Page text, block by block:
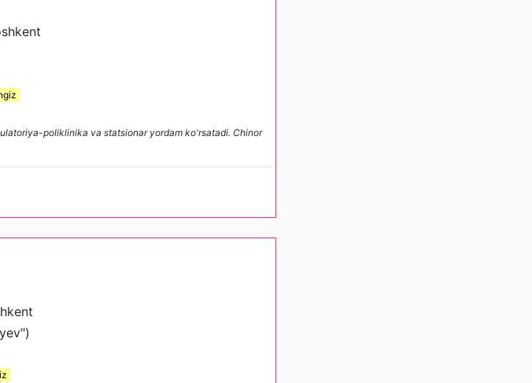
poliklinika va statsionar yordam ko'rsatadi. Chinor